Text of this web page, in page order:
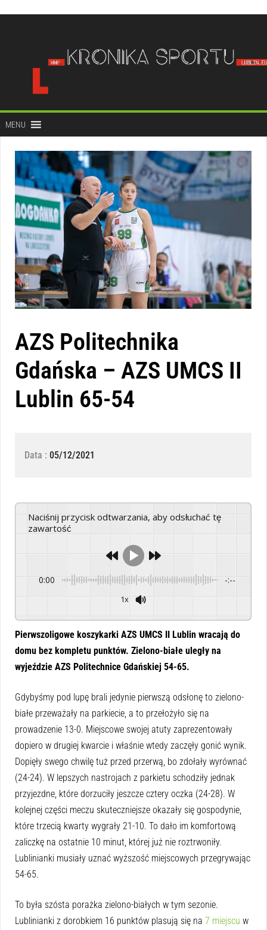
treści
MENU
AZS Politechnika
Gdańska – AZS UMCS II
Lublin 65-54
Data : 05/12/2021
Naciśnij przycisk odtwarzania, aby odsłuchać tę
zawartość
0:00 -:--
1x
Pierwszoligowe koszykarki AZS UMCS II Lublin wracają do
domu bez kompletu punktów. Zielono-białe uległy na
wyjeździe AZS Politechnice Gdańskiej 54-65.
Gdybyśmy pod lupę brali jedynie pierwszą odsłonę to zielono-
białe przeważały na parkiecie, a to przełożyło się na
prowadzenie 13-0. Miejscowe swojej atuty zaprezentowały
dopiero w drugiej kwarcie i właśnie wtedy zaczęły gonić wynik.
Dopięły swego chwilę tuż przed przerwą, bo zdołały wyrównać
(24-24). W lepszych nastrojach z parkietu schodziły jednak
przyjezdne, które dorzuciły jeszcze cztery oczka (24-28). W
kolejnej części meczu skuteczniejsze okazały się gospodynie,
które trzecią kwarty wygrały 21-10. To dało im komfortową
zaliczkę na ostatnie 10 minut, której już nie roztrwoniły.
Lublinianki musiały uznać wyższość miejscowych przegrywając
54-65.
To była szósta porażka zielono-białych w tym sezonie.
Lublinianki z dorobkiem 16 punktów plasują się na 7 miejscu w